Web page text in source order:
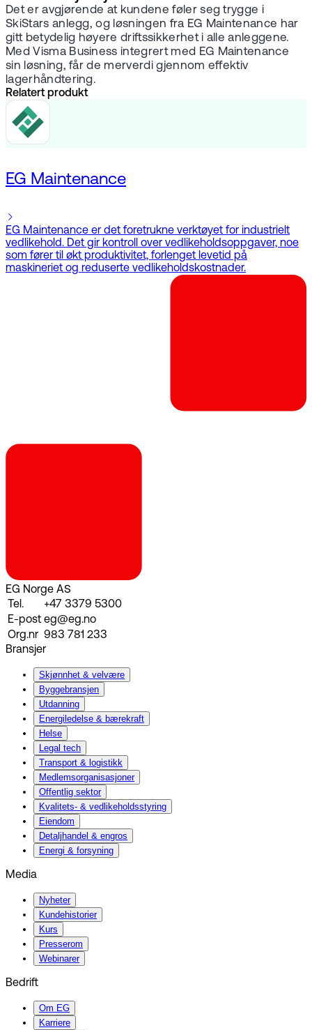
Det er avgjørende at kundene føler seg trygge i
SkiStars anlegg, og løsningen fra EG Maintenance har
gitt betydelig høyere driftssikkerhet i alle anleggene.
Med Visma Business integrert med EG Maintenance
sin løsning, får de merverdi gjennom effektiv
lagerhåndtering.
Relatert produkt
EG Maintenance
EG Maintenance er det foretrukne verktøyet for industrielt
vedlikehold. Det gir kontroll over vedlikeholdsoppgaver, noe
som fører til økt produktivitet, forlenget levetid på
maskineriet og reduserte vedlikeholdskostnader.
EG Norge AS
Tel.
+47 3379 5300
E-post eg@eg.no
Org.nr 983 781 233
Bransjer
Skjønnhet & velvære
Byggebransjen
Utdanning
Energiledelse & bærekraft
Helse
Legal tech
Transport & logistikk
Medlemsorganisasjoner
Offentlig sektor
Kvalitets- & vedlikeholdsstyring
Eiendom
Detaljhandel & engros
Energi & forsyning
Media
Nyheter
Kundehistorier
Kurs
Presserom
Webinarer
Bedrift
Om EG
Karriere